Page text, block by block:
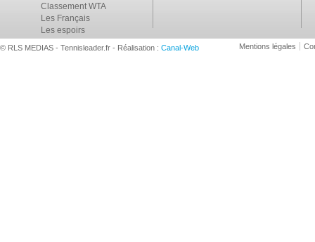
Classement WTA
Les Français
Les espoirs
© RLS MEDIAS - Tennisleader.fr - Réalisation : Canal-Web Mentions légales